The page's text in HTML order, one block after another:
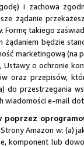
i zachowa
żądanie
Formę takiego
będzie
marketingową (na
Ustawy o ochronie
oraz przepisów,
do przestrzegania
wiadomości e-mail
poprzez
Amazon w:
komponent lub